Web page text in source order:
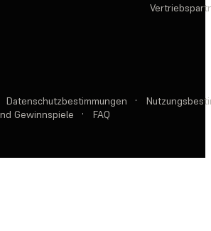
Datenschutzbestimmungen ·
Gewinnspiele
· FAQ